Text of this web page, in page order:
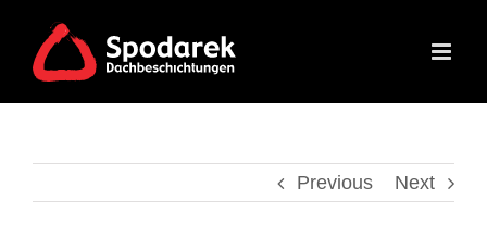
content
Previous Next